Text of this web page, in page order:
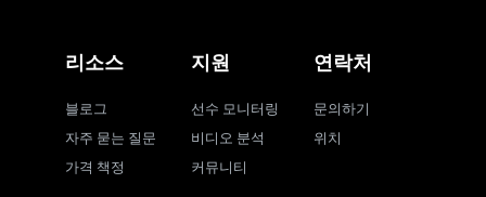
리소스
블로그
자주 묻는 질문
가격 책정
지원
선수 모니터링
비디오 분석
커뮤니티
연락처
문의하기
위치